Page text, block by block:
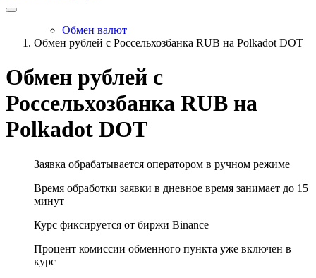
Обмен валют
Обмен рублей с Россельхозбанка RUB на Polkadot DOT
Обмен рублей с
Россельхозбанка RUB на
Polkadot DOT
Заявка обрабатывается оператором в ручном режиме
Время обработки заявки в дневное время занимает до 15
минут
Курс фиксируется от биржи Binance
Процент комиссии обменного пункта уже включен в
курс